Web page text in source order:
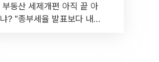
부동산 세제개편 아직 끝 아
냐? "종부세율 발표보다 내릴